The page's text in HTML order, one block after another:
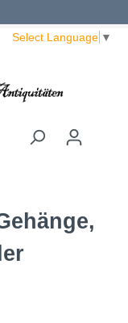
Select Language ▼